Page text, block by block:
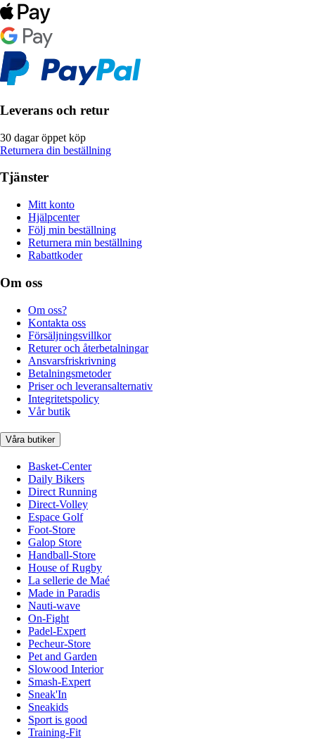
Leverans och retur
30 dagar öppet köp
Returnera din beställning
Tjänster
Mitt konto
Hjälpcenter
Följ min beställning
Returnera min beställning
Rabattkoder
Om oss
Om oss?
Kontakta oss
Försäljningsvillkor
Returer och återbetalningar
Ansvarsfriskrivning
Betalningsmetoder
Priser och leveransalternativ
Integritetspolicy
Vår butik
Våra butiker
Basket-Center
Daily Bikers
Direct Running
Direct-Volley
Espace Golf
Foot-Store
Galop Store
Handball-Store
House of Rugby
La sellerie de Maé
Made in Paradis
Nauti-wave
On-Fight
Padel-Expert
Pecheur-Store
Pet and Garden
Slowood Interior
Smash-Expert
Sneak'In
Sneakids
Sport is good
Training-Fit